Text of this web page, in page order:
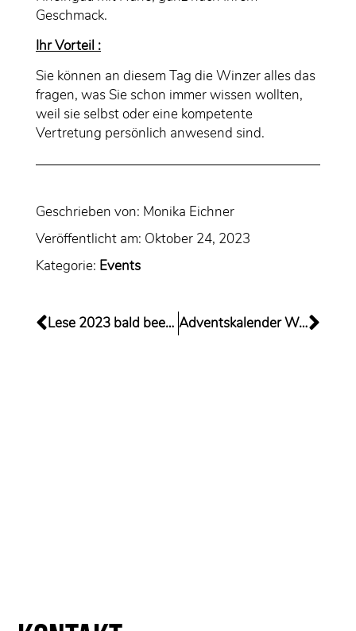
Geschmack.
Ihr Vorteil :
Sie können an diesem Tag die Winzer alles das
fragen, was Sie schon immer wissen wollten,
weil sie selbst oder eine kompetente
Vertretung persönlich anwesend sind.
Geschrieben von: Monika Eichner
Veröffentlicht am: Oktober 24, 2023
Kategorie: Events
Lese 2023 bald beendet Adventskalender Wein & Genuss